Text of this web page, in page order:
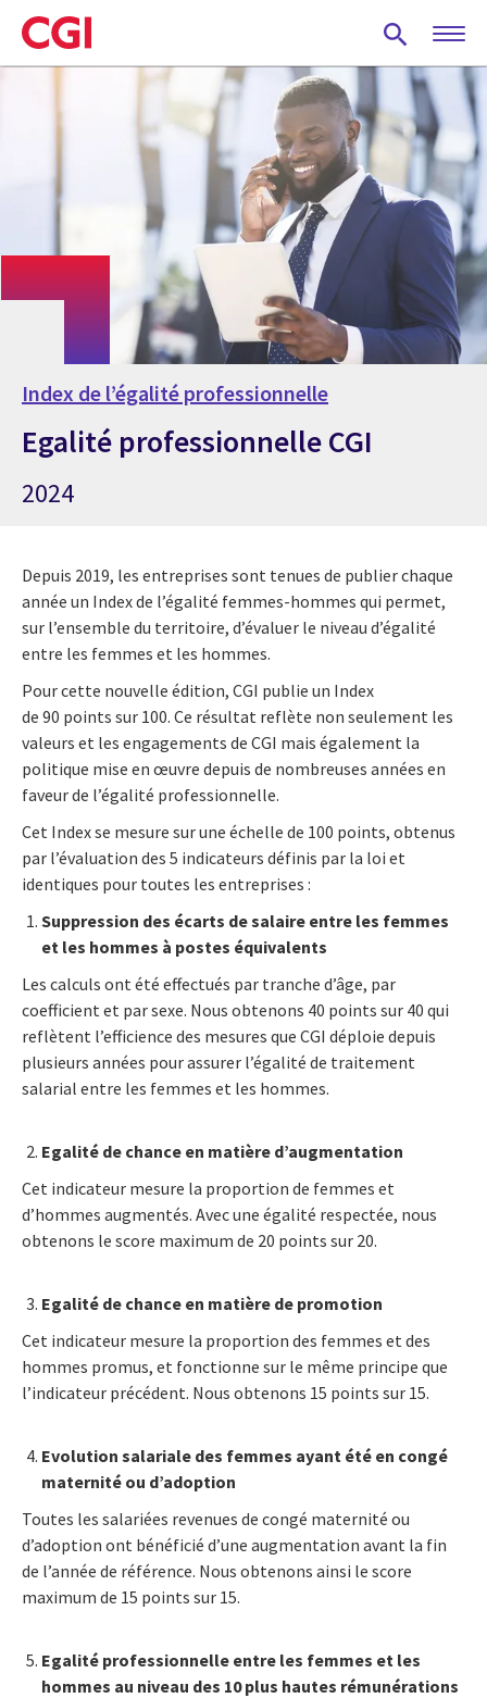
Skip
to
main
Index de l’égalité professionnelle
Egalité professionnelle CGI
2024
Depuis 2019, les entreprises sont tenues de publier chaque
année un Index de l’égalité femmes-hommes qui permet,
sur l’ensemble du territoire, d’évaluer le niveau d’égalité
entre les femmes et les hommes.
Pour cette nouvelle édition, CGI publie un Index
de 90 points sur 100. Ce résultat reflète non seulement les
valeurs et les engagements de CGI mais également la
politique mise en œuvre depuis de nombreuses années en
faveur de l’égalité professionnelle.
Cet Index se mesure sur une échelle de 100 points, obtenus
par l’évaluation des 5 indicateurs définis par la loi et
identiques pour toutes les entreprises :
Suppression des écarts de salaire entre les femmes
et les hommes à postes équivalents
Les calculs ont été effectués par tranche d’âge, par
coefficient et par sexe. Nous obtenons 40 points sur 40 qui
reflètent l’efficience des mesures que CGI déploie depuis
plusieurs années pour assurer l’égalité de traitement
salarial entre les femmes et les hommes.
Egalité de chance en matière d’augmentation
Cet indicateur mesure la proportion de femmes et
d’hommes augmentés. Avec une égalité respectée, nous
obtenons le score maximum de 20 points sur 20.
Egalité de chance en matière de promotion
Cet indicateur mesure la proportion des femmes et des
hommes promus, et fonctionne sur le même principe que
l’indicateur précédent. Nous obtenons 15 points sur 15.
Evolution salariale des femmes ayant été en congé
maternité ou d’adoption
Toutes les salariées revenues de congé maternité ou
d’adoption ont bénéficié d’une augmentation avant la fin
de l’année de référence. Nous obtenons ainsi le score
maximum de 15 points sur 15.
Egalité professionnelle entre les femmes et les
hommes au niveau des 10 plus hautes rémunérations